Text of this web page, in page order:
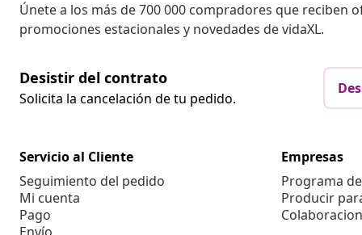
Únete a los más de 700 000 compradores que reciben
promociones estacionales y novedades de vidaXL.
Desistir del contrato
Solicita la cancelación de tu pedido.
Servicio al Cliente
Seguimiento del pedido
Mi cuenta
Pago
Empresas
Programa
Producir